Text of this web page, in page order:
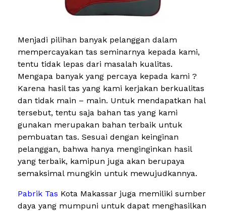
Menjadi pilihan banyak pelanggan dalam
mempercayakan tas seminarnya kepada kami,
tentu tidak lepas dari masalah kualitas.
Mengapa banyak yang percaya kepada kami ?
Karena hasil tas yang kami kerjakan berkualitas
dan tidak main – main. Untuk mendapatkan hal
tersebut, tentu saja bahan tas yang kami
gunakan merupakan bahan terbaik untuk
pembuatan tas. Sesuai dengan keinginan
pelanggan, bahwa hanya menginginkan hasil
yang terbaik, kamipun juga akan berupaya
semaksimal mungkin untuk mewujudkannya.
Pabrik Tas Kota Makassar juga memiliki sumber
daya yang mumpuni untuk dapat menghasilkan